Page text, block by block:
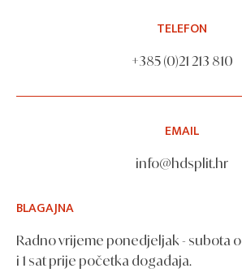
TELEFON
+385 (0)21 213 810
EMAIL
info@hdsplit.hr
BLAGAJNA
Radno vrijeme ponedjeljak - subota
i 1 sat prije početka događaja.